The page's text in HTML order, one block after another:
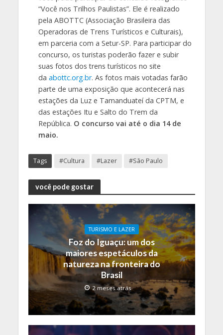
“Você nos Trilhos Paulistas”. Ele é realizado
pela ABOTTC (Associação Brasileira das
Operadoras de Trens Turísticos e Culturais),
em parceria com a Setur-SP. Para participar do
concurso, os turistas poderão fazer e subir
suas fotos dos trens turísticos no site
da abottc.org.br. As fotos mais votadas farão
parte de uma exposição que acontecerá nas
estações da Luz e Tamanduateí da CPTM, e
das estações Itu e Salto do Trem da
República. O concurso vai até o dia 14 de
maio.
Tags #Cultura #Lazer #São Paulo
você pode gostar
TURISMO E LAZER
Foz do Iguaçu: um dos
maiores espetáculos da
natureza na fronteira do
Brasil
2 meses atrás